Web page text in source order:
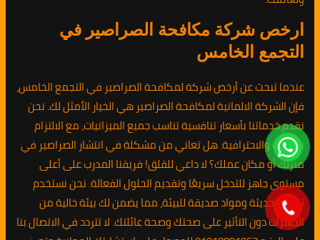
ارخص شركة مكافحة الصراصير في
التجمع الخامس
عندما تبحث عن أرخص شركة لمكافحة الصراصير في التجمع الخامس،
فإن الشركة الالمانية لمكافحة الصراصير هي الخيار الأمثل لك. نحن
نقدم خدماتنا بأسعار تنافسية تناسب جميع الميزانيات، مع الالتزام
بالجودة والاحترافية. هل تعاني من مشكلة في انتشار الصراصير في
منزلك أو مكان عملك؟ لا داعي للقلق! فريقنا المدرب على أعلى
مستوى جاهز للتدخل سريعًا وتقديم الحلول الفعالة. نحن نستخدم
تقنيات حديثة ومواد صديقة للبيئة، مما يضمن لك بيئة خالية من
الحشرات دون التأثير على صحتك وصحة عائلتك. لا تتردد في الاتصال بنا